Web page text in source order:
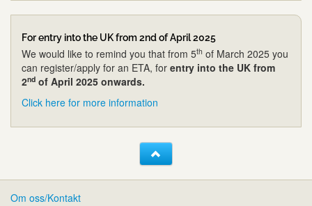
For entry into the UK from 2nd of April 2025
We would like to remind you that from 5th of March 2025 you
can register/apply for an ETA, for entry into the UK from
2nd of April 2025 onwards.
Click here for more information
Om oss/Kontakt